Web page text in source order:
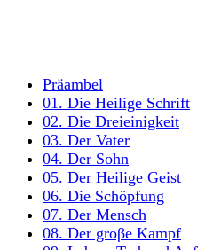
Präambel
01. Die Heilige Schrift
02. Die Dreieinigkeit
03. Der Vater
04. Der Sohn
05. Der Heilige Geist
06. Die Schöpfung
07. Der Mensch
08. Der groβe Kampf